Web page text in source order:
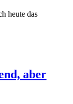
heute das
aber